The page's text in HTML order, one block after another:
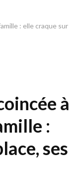
: elle craque sur
à
:
ses